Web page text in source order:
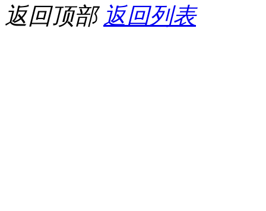
返回顶部 返回列表